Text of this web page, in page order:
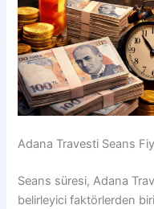
Adana Travesti Seans
Seans süresi, Adana
belirleyici faktörlerden